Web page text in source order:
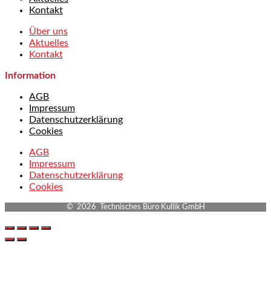
Kontakt
Über uns
Aktuelles
Kontakt
Information
AGB
Impressum
Datenschutzerklärung
Cookies
AGB
Impressum
Datenschutzerklärung
Cookies
© 2026 Technisches Büro Kullik GmbH